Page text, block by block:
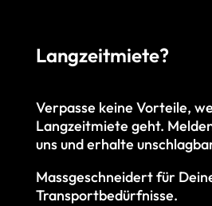
Langzeitmiete?
Verpasse keine Vorteile,
Langzeitmiete geht. M
uns und erhalte
Massgeschneidert für
Transportbedürfnisse.